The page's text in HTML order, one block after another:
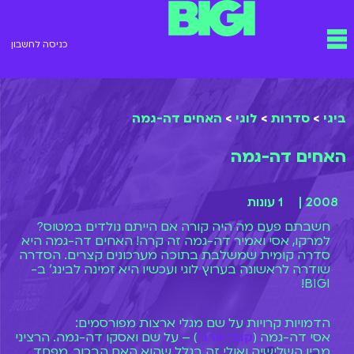
תפריט כניסה לחשבון
ביגי > סדרות > לוגי > האחים דה-גמה
האחים דה-גמה
2008 |
1 עונות
חשבתם פעם מה היה קורה אם הייתם נולדים במטוס?
למרקו, אסי ואמיר דה-גמה זה קרה! האחים דה-גמה היא
סדרה קומית שמשלבת בתוכה מערכונים קצרים. הסדרה
שודרה לראשונה בערוץ לוגי ועכשיו היא זמינה לבינג' ב-
BIGI!
הדמויות קרויות על שם מגלי ארצות מפורסמים:
אסי דה-גמה (קובי פרג') – על שם ואסקו דה-גמה. הרציני